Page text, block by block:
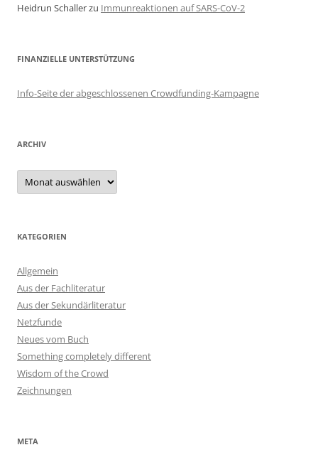
Heidrun Schallerzu Immunreaktionen auf SARS-CoV-2
FINANZIELLE UNTERSTÜTZUNG
Info-Seite der abgeschlossenen Crowdfunding-Kampagne
ARCHIV
Archiv
KATEGORIEN
Allgemein
Aus der Fachliteratur
Aus der Sekundärliteratur
Netzfunde
Neues vom Buch
Something completely different
Wisdom of the Crowd
Zeichnungen
META